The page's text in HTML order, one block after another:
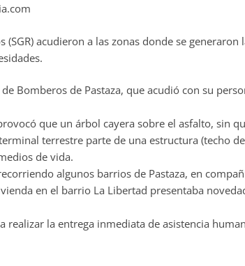
(SGR) acudieron a las zonas donde se generaron
Bomberos de Pastaza, que acudió con su
que un árbol cayera sobre el asfalto, sin
terrestre parte de una estructura (techo
de vida.
algunos barrios de Pastaza, en
en el barrio La Libertad presentaba
la entrega inmediata de asistencia